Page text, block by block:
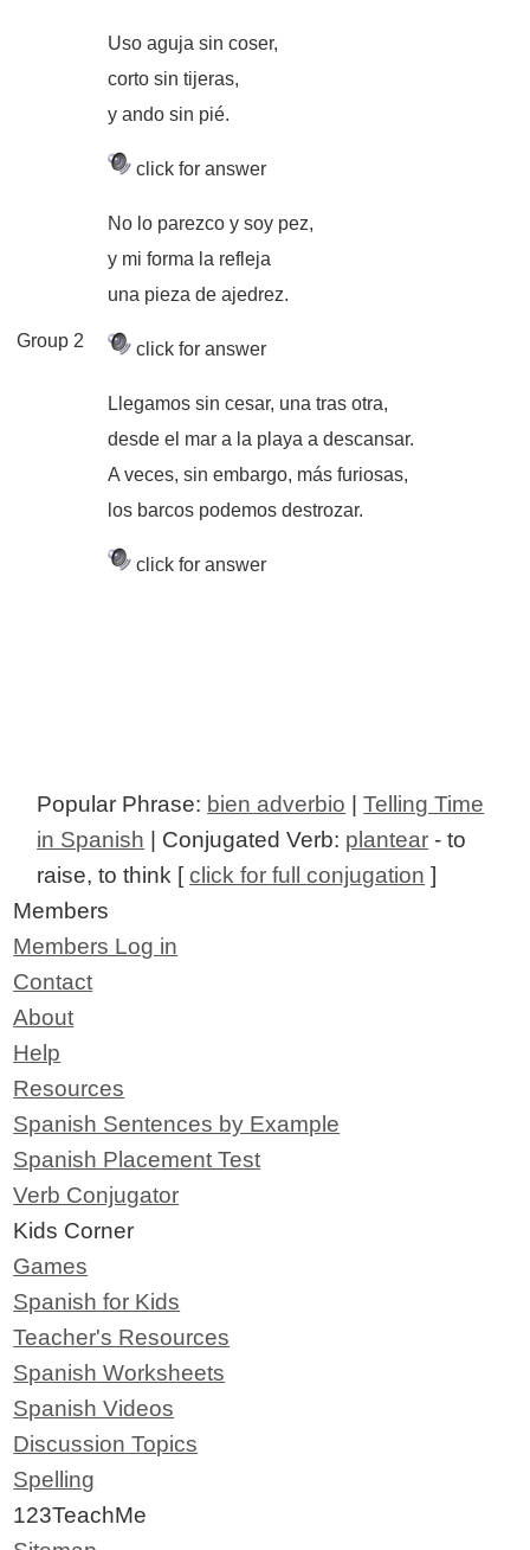
Uso aguja sin coser,
corto sin tijeras,
y ando sin pié.
click for answer
No lo parezco y soy pez,
y mi forma la refleja
una pieza de ajedrez.
click for answer
Llegamos sin cesar, una tras otra,
desde el mar a la playa a descansar.
A veces, sin embargo, más furiosas,
los barcos podemos destrozar.
click for answer
Group 2
Popular Phrase: bien adverbio |Telling Time
in Spanish | Conjugated Verb: plantear - to
raise, to think [click for full conjugation ]
Members
Members Log in
Contact
About
Help
Resources
Spanish Sentences by Example
Spanish Placement Test
Verb Conjugator
Kids Corner
Games
Spanish for Kids
Teacher's Resources
Spanish Worksheets
Spanish Videos
Discussion Topics
Spelling
123TeachMe